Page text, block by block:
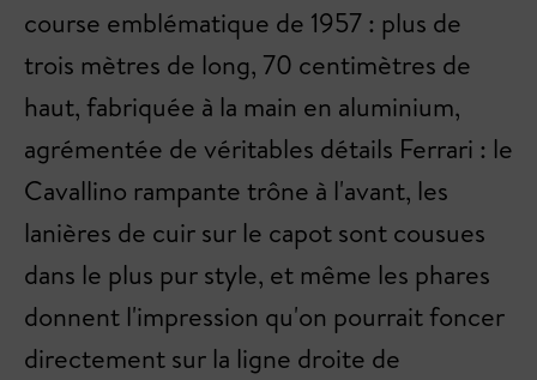
course emblématique de 1957 : plus de
trois mètres de long, 70 centimètres de
haut, fabriquée à la main en aluminium,
agrémentée de véritables détails Ferrari : le
Cavallino rampante trône à l'avant, les
lanières de cuir sur le capot sont cousues
dans le plus pur style, et même les phares
donnent l'impression qu'on pourrait foncer
directement sur la ligne droite de